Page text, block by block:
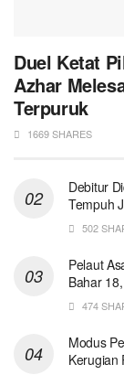
Duel Ketat
Azhar
Terpuruk
1669 SHARES
Debitur
Tempuh
502
Pelaut
Bahar
474
Modus
Kerugian